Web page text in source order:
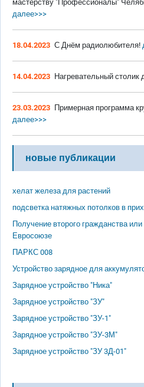
мастерству "Профессионалы"
далее>>>
18.04.2023 С Днём радиолюбителя!
14.04.2023 Нагревательный столик
23.03.2023 Примерная программа
далее>>>
новые публикации
хелат железа для растений
подсветка натяжных потолков в
Получение второго гражданства
Евросоюзе
ПАРКС 008
Устройство зарядное для
Зарядное устройство "Ника"
Зарядное устройство "ЗУ"
Зарядное устройство "ЗУ-1"
Зарядное устройство "ЗУ-3М"
Зарядное устройство "ЗУ 3Д-01"